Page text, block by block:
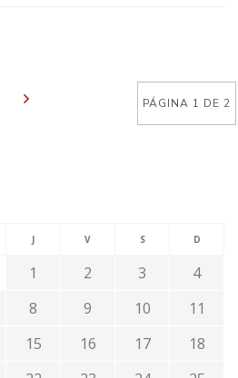
PÁGINA 1 DE 2
J V S D
1 2 3
4
8 9 10
11
15 16 17
18